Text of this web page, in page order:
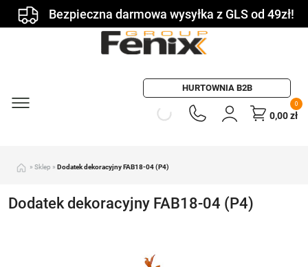
Bezpieczna darmowa wysyłka z GLS od 49zł!
HURTOWNIA B2B
0
0,00zł
» Sklep » Dodatek dekoracyjny FAB18-04 (P4)
Dodatek dekoracyjny FAB18-04 (P4)